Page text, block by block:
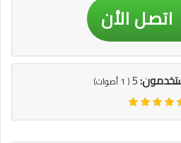
اتصل الأن
5
(
1أصوات)